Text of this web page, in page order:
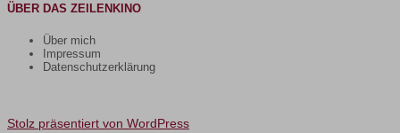
ÜBER DAS ZEILENKINO
Über mich
Impressum
Datenschutzerklärung
Stolz präsentiert von WordPress